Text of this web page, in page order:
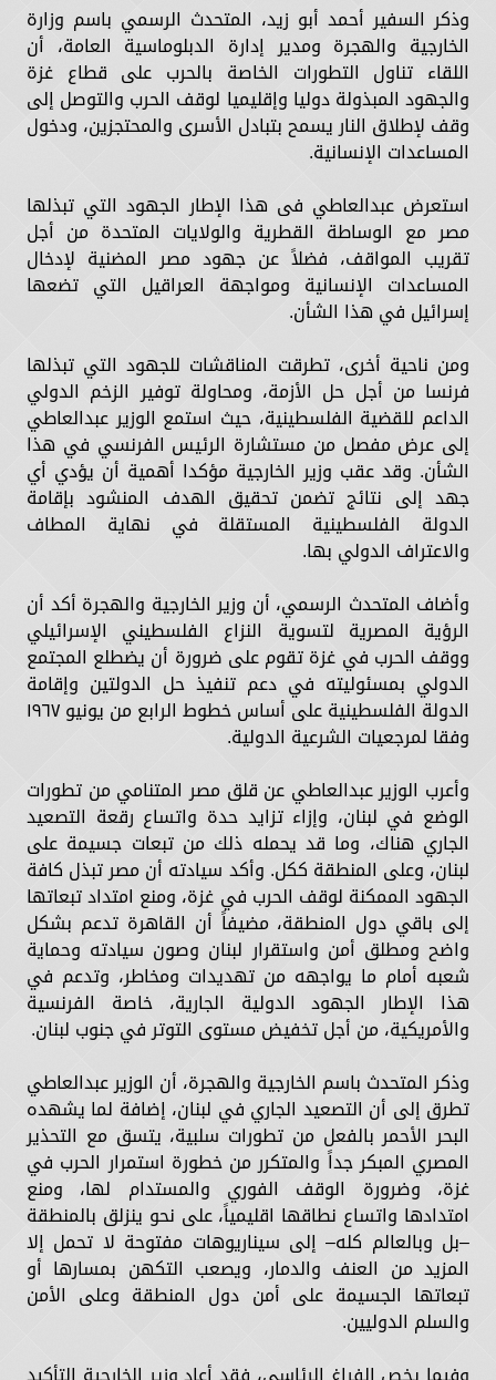
وذكر السفير أحمد أبو زيد، المتحدث الرسمي باسم وزارة
الخارجية والهجرة ومدير إدارة الدبلوماسية العامة، أن
اللقاء تناول التطورات الخاصة بالحرب على قطاع غزة
والجهود المبذولة دوليا وإقليميا لوقف الحرب والتوصل إلى
وقف لإطلاق النار يسمح بتبادل الأسرى والمحتجزين، ودخول
المساعدات الإنسانية.
استعرض عبدالعاطي فى هذا الإطار الجهود التي تبذلها
مصر مع الوساطة القطرية والولايات المتحدة من أجل
تقريب المواقف، فضلاً عن جهود مصر المضنية لإدخال
المساعدات الإنسانية ومواجهة العراقيل التي تضعها
إسرائيل في هذا الشأن.
ومن ناحية أخرى، تطرقت المناقشات للجهود التي تبذلها
فرنسا من أجل حل الأزمة، ومحاولة توفير الزخم الدولي
الداعم للقضية الفلسطينية، حيث استمع الوزير عبدالعاطي
إلى عرض مفصل من مستشارة الرئيس الفرنسي في هذا
الشأن. وقد عقب وزير الخارجية مؤكدا أهمية أن يؤدي أي
جهد إلى نتائج تضمن تحقيق الهدف المنشود بإقامة
الدولة الفلسطينية المستقلة في نهاية المطاف
والاعتراف الدولي بها.
وأضاف المتحدث الرسمي، أن وزير الخارجية والهجرة أكد أن
الرؤية المصرية لتسوية النزاع الفلسطيني الإسرائيلي
ووقف الحرب في غزة تقوم على ضرورة أن يضطلع المجتمع
الدولي بمسئوليته في دعم تنفيذ حل الدولتين وإقامة
الدولة الفلسطينية على أساس خطوط الرابع من يونيو ١٩٦٧
وفقا لمرجعيات الشرعية الدولية.
وأعرب الوزير عبدالعاطي عن قلق مصر المتنامي من تطورات
الوضع في لبنان، وإزاء تزايد حدة واتساع رقعة التصعيد
الجاري هناك، وما قد يحمله ذلك من تبعات جسيمة على
لبنان، وعلى المنطقة ككل. وأكد سيادته أن مصر تبذل كافة
الجهود الممكنة لوقف الحرب في غزة، ومنع امتداد تبعاتها
إلى باقي دول المنطقة، مضيفاً أن القاهرة تدعم بشكل
واضح ومطلق أمن واستقرار لبنان وصون سيادته وحماية
شعبه أمام ما يواجهه من تهديدات ومخاطر، وتدعم في
هذا الإطار الجهود الدولية الجارية، خاصة الفرنسية
والأمريكية، من أجل تخفيض مستوى التوتر في جنوب لبنان.
وذكر المتحدث باسم الخارجية والهجرة، أن الوزير عبدالعاطي
تطرق إلى أن التصعيد الجاري في لبنان، إضافة لما يشهده
البحر الأحمر بالفعل من تطورات سلبية، يتسق مع التحذير
المصري المبكر جداً والمتكرر من خطورة استمرار الحرب في
غزة، وضرورة الوقف الفوري والمستدام لها، ومنع
امتدادها واتساع نطاقها اقليمياً، على نحو ينزلق بالمنطقة
–بل وبالعالم كله– إلى سيناريوهات مفتوحة لا تحمل إلا
المزيد من العنف والدمار، ويصعب التكهن بمسارها أو
تبعاتها الجسيمة على أمن دول المنطقة وعلى الأمن
والسلم الدوليين.